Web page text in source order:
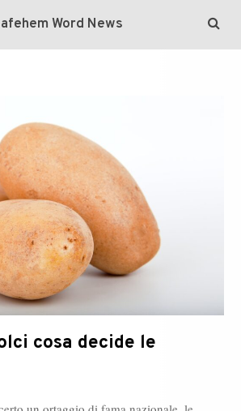
Word News
cosa decide le